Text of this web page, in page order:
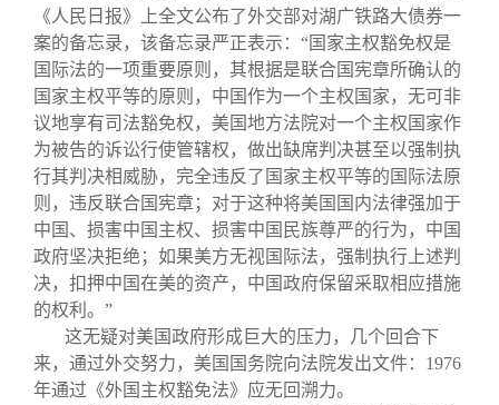
《人民日报》上全文公布了外交部对湖广铁路大债券一
案的备忘录，该备忘录严正表示：“国家主权豁免权是
国际法的一项重要原则，其根据是联合国宪章所确认的
国家主权平等的原则，中国作为一个主权国家，无可非
议地享有司法豁免权，美国地方法院对一个主权国家作
为被告的诉讼行使管辖权，做出缺席判决甚至以强制执
行其判决相威胁，完全违反了国家主权平等的国际法原
则，违反联合国宪章；对于这种将美国国内法律强加于
中国、损害中国主权、损害中国民族尊严的行为，中国
政府坚决拒绝；如果美方无视国际法，强制执行上述判
决，扣押中国在美的资产，中国政府保留采取相应措施
的权利。”
这无疑对美国政府形成巨大的压力，几个回合下
来，通过外交努力，美国国务院向法院发出文件：1976
年通过《外国主权豁免法》应无回溯力。